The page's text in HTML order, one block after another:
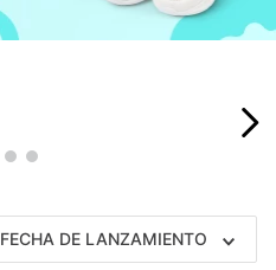
FECHA DE LANZAMIENTO